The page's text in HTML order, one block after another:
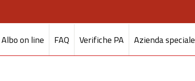
Albo on line FAQ Verifiche PA Azienda speciale